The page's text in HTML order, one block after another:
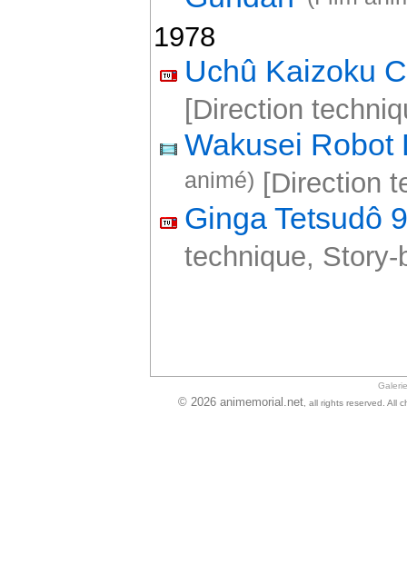
1978
Uchû Kaizoku
[Direction
Wakusei Robot
animé) [Direction
Ginga Tetsudô
technique, Story-
Galerie
© 2026 animemorial.net, all rights reserved. All